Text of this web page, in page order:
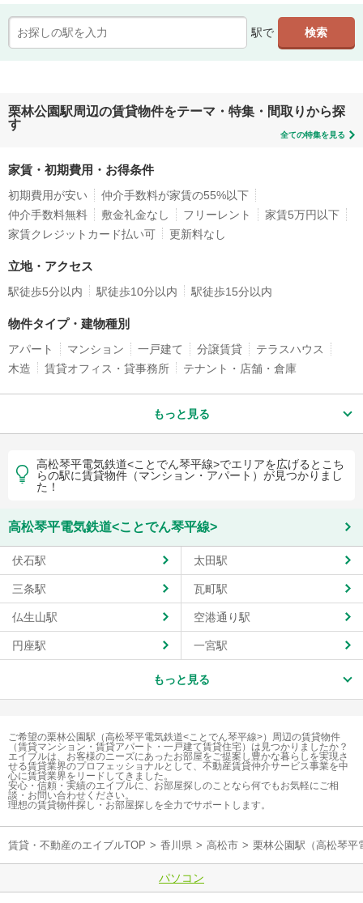
駅で
栗林公園駅周辺の賃貸物件をテーマ・特集・間取りから探
す
全ての特集を見る
家賃・初期費用・お得条件
初期費用が安い
仲介手数料が家賃の55%以下
仲介手数料無料
敷金礼金なし フリーレント
家賃5万円以下
家賃クレジットカード払い可
更新料なし
立地・アクセス
駅徒歩5分以内 駅徒歩10分以内 駅徒歩15分以内
物件タイプ・建物種別
アパート マンション 一戸建て 分譲賃貸
テラスハウス
木造
賃貸オフィス・貸事務所 テナント・店舗・倉庫
もっと見る
高松琴平電気鉄道<ことでん琴平線>でエリアを広げるとこち
らの駅に賃貸物件（マンション・アパート）が見つかりまし
た！
高松琴平電気鉄道<ことでん琴平線>
伏石駅 太田駅
三条駅 瓦町駅
仏生山駅 空港通り駅
円座駅 一宮駅
もっと見る
ご希望の栗林公園駅（高松琴平電気鉄道<ことでん琴平線>）周辺の賃貸物件
（賃貸マンション・賃貸アパート・一戸建て賃貸住宅）は見つかりましたか？
エイブルは、お客様のニーズにあったお部屋をご提案し豊かな暮らしを実現さ
せる賃貸業界のプロフェッショナルとして、不動産賃貸仲介サービス事業を中
心に賃貸業界をリードしてきました。
安心・信頼・実績のエイブルに、お部屋探しのことなら何でもお気軽にご相
談・お問い合わせください。
理想の賃貸物件探し・お部屋探しを全力でサポートします。
賃貸・不動産のエイブルTOP > 香川県 > 高松市 > 栗林公園駅（高松琴平
パソコン